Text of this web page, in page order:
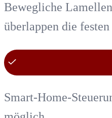
Bewegliche
überlappen die
Smart-Home-